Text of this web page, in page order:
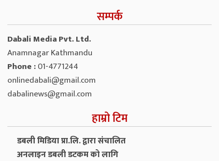
सम्पर्क
Dabali Media Pvt. Ltd.
Anamnagar Kathmandu
Phone :01-4771244
onlinedabali@gmail.com
dabalinews@gmail.com
हाम्रो टिम
डबली मिडिया प्रा.लि. द्वारा संचालित
अनलाइन डबली डटकम को लागि